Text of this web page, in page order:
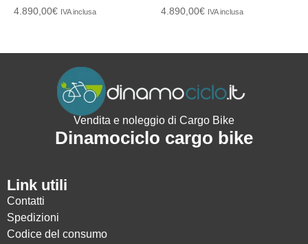
4.890,00€ IVA inclusa 4.890,00€ IVA inclusa
Vendita e noleggio di Cargo Bike
Dinamociclo cargo bike
Link utili
Contatti
Spedizioni
Codice del consumo